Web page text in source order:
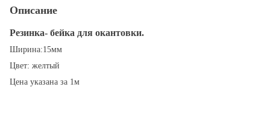
Описание
Резинка- бейка для окантовки.
Ширина:15мм
Цвет: желтый
Цена указана за 1м